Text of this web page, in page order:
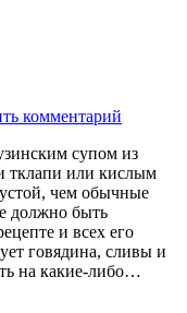
комментарий
супом из
тклапи или кислым
чем обычные
должно быть
и всех его
говядина, сливы и
на какие-либо…